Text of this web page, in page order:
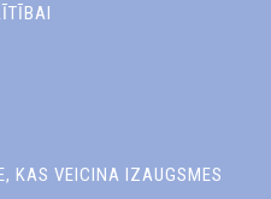
KAS VEICINA IZAUGSMES